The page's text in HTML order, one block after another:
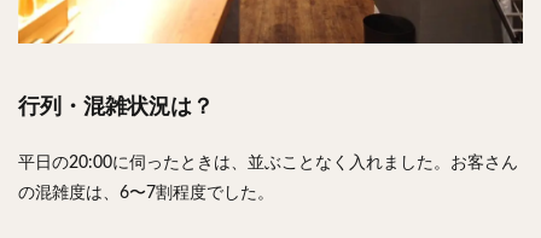
行列・混雑状況は？
平日の20:00に伺ったときは、並ぶことなく入れました。お客さん
の混雑度は、6〜7割程度でした。